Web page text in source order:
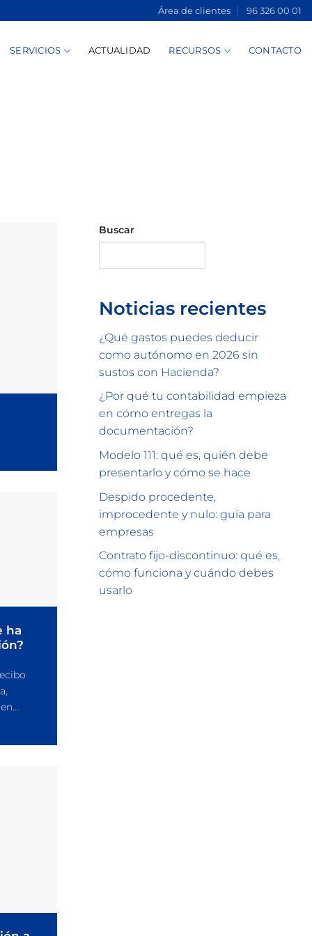
Área de clientes 96 326 00 01
SERVICIOS ACTUALIDAD RECURSOS CONTACTO
ha
Buscar
Noticias recientes
¿Qué gastos puedes deducir
como autónomo en 2026 sin
sustos con Hacienda?
¿Por qué tu contabilidad empieza
en cómo entregas la
documentación?
Modelo 111: qué es, quién debe
presentarlo y cómo se hace
Despido procedente,
improcedente y nulo: guía para
empresas
Contrato fijo-discontinuo: qué es,
cómo funciona y cuándo debes
usarlo